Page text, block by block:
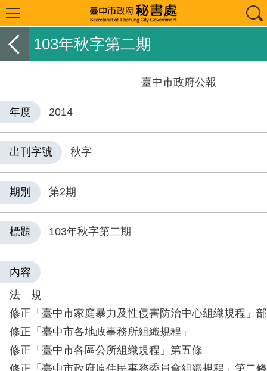
103年秋字第二期
臺中市政府公報
年度 2014
出刊字號 秋字
期別 第2期
標題 103年秋字第二期
內容
法 規
修正「臺中市家庭暴力及性侵害防治中心組織規程」
修正「臺中市各地政事務所組織規程」
修正「臺中市各區公所組織規程」第五條
修正「臺中市政府原住民事務委員會組織規程」第二